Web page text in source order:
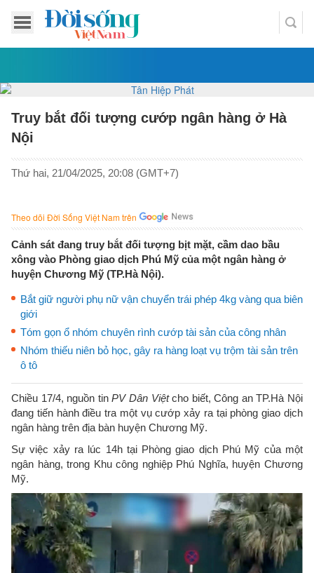
Truy bắt đối tượng cướp ngân hàng ở Hà
Nội
Thứ hai, 21/04/2025, 20:08 (GMT+7)
Theo dõi Đời Sống Việt Nam trên
Cảnh sát đang truy bắt đối tượng bịt mặt, cầm dao bầu
xông vào Phòng giao dịch Phú Mỹ của một ngân hàng ở
huyện Chương Mỹ (TP.Hà Nội).
Bắt giữ người phụ nữ vận chuyển trái phép 4kg vàng qua biên
giới
Tóm gọn ổ nhóm chuyên rình cướp tài sản của công nhân
Nhóm thiếu niên bỏ học, gây ra hàng loạt vụ trộm tài sản trên
ô tô
Chiều 17/4, nguồn tinPV Dân Việtcho biết, Công an TP.Hà Nội
đang tiến hành điều tra một vụ cướp xảy ra tại phòng giao dịch
ngân hàng trên địa bàn huyện Chương Mỹ.
Sự việc xảy ra lúc 14h tại Phòng giao dịch Phú Mỹ của một
ngân hàng, trong Khu công nghiệp Phú Nghĩa, huyện Chương
Mỹ.